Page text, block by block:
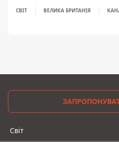
СВІТ ВЕЛИКА БРИТАНІЯ
Світ